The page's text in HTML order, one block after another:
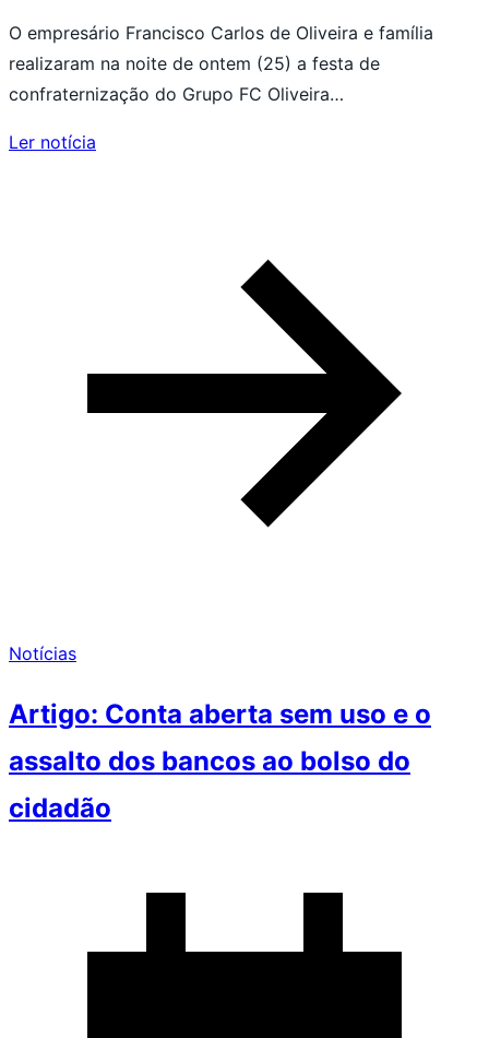
O empresário Francisco Carlos de Oliveira e família
realizaram na noite de ontem (25) a festa de
confraternização do Grupo FC Oliveira…
Ler notícia
Notícias
Artigo: Conta aberta sem uso e o
assalto dos bancos ao bolso do
cidadão